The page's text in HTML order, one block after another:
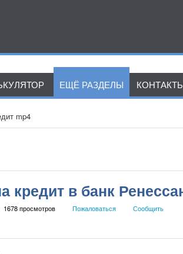
ЕЩЁ РАЗДЕЛЫ
mp4
кредит в банк
1678 просмотров Пожаловаться Сообщить